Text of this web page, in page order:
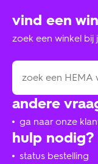
hulp nodig?
status bestelling
andere
ga naar onze
vind een
zoek een winkel bij